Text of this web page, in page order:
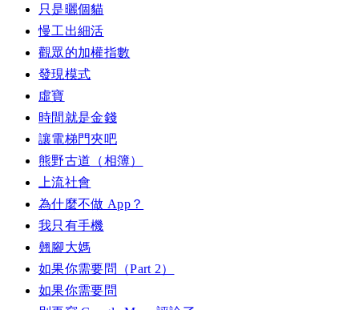
只是曬個貓
慢工出細活
觀眾的加權指數
發現模式
虛寶
時間就是金錢
讓電梯門夾吧
熊野古道（相簿）
上流社會
為什麼不做 App？
我只有手機
翹腳大媽
如果你需要問（Part 2）
如果你需要問